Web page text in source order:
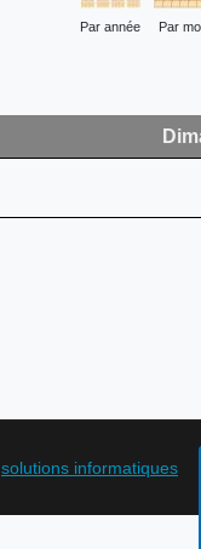
Par année Par
solutions informatiques